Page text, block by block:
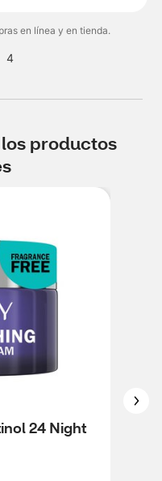
en línea y en tienda.
4
productos
24 Night